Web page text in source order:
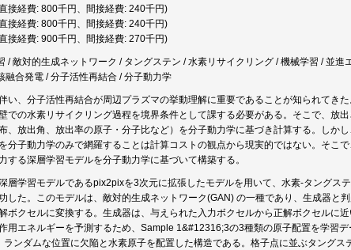
接経費: 800千円、間接経費: 240千円)
接経費: 800千円、間接経費: 240千円)
接経費: 900千円、間接経費: 270千円)
/ 敵対的生成ネットワーク / タングステン / 水素リサイクリング / 機械学習 / 並進
融合発電 / 分子活性再結合 / 分子動力学
い、分子活性再結合が周辺プラズマの挙動理解に重要であることが知られてき
での水素リサイクリング過程を境界条件として課する必要がある。そこで、放
、放出角、放出率の原子・分子比など）を分子動力学に基づき計算する。しか
分子動力学のみで網羅することは計算コストの観点から現実的ではない。そこ
する深層学習モデルを分子動力学に基づいて構築する。
層学習モデルであるpix2pixを3次元に拡張したモデルを用いて、水素-タングス
した。このモデルは、敵対的生成ネットワーク(GAN) の一種であり、生成器と
ボクセルに変換する。生成器は、与えられた入力ボクセルから正解ボクセルに
用エネルギーを予測するため、Sample 1&#12316;3の3種類の原子配置を学習
ランダムな位置に欠陥と水素原子を配置した構造である。格子点に並ぶタングス